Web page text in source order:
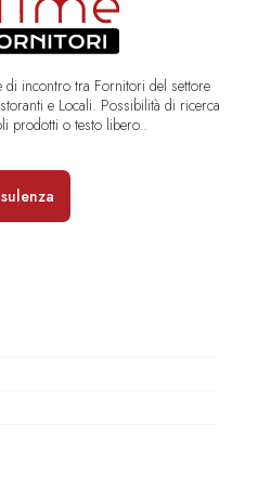
di incontro tra Fornitori del settore
e Locali. Possibilità di ricerca
prodotti o testo libero..